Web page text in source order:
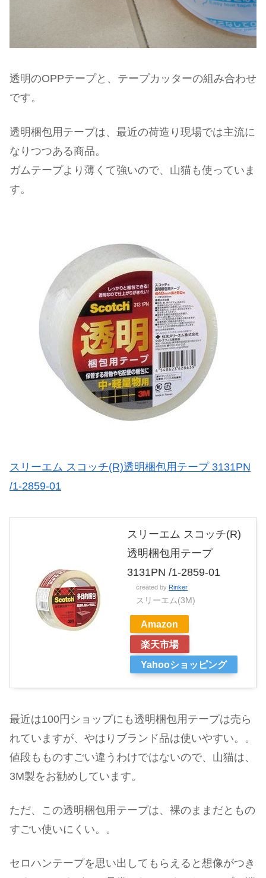
透明のOPPテープと、テープカッターの組み合わせ
です。
透明梱包用テープは、最近の荷造り現場では主流に
なりつつある商品。
ガムテープより薄くて強いので、山猫も使っていま
す。
スリーエム スコッチ(R)透明梱包用テープ 3131PN
/1-2859-01
スリーエム スコッチ(R)
透明梱包用テープ
3131PN /1-2859-01
created by Rinker
スリーエム(3M)
Amazon
楽天市場
Yahooショッピング
最近は100円ショップにも透明梱包用テープは売ら
れていますが、やはりブランド品は使いやすい。。
値段もものすごい違うわけではないので、山猫は、
3M製をお勧めしています。
ただ、この透明梱包用テープは、裸のままだともの
すごい使いにくい。。
セロハンテープを思い出してもらえると想像がつき